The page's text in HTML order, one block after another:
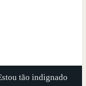
tão indignado